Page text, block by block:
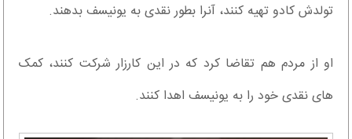
تولدش کادو تهیه کنند، آنرا بطور نقدی به یونیسف بدهند.
او از مردم هم تقاضا کرد که در این کارزار شرکت کنند، کمک
های نقدی خود را به یونیسف اهدا کنند.